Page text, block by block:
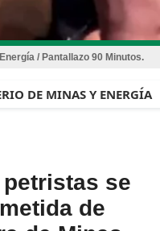
/ Pantallazo 90 Minutos.
DE MINAS Y ENERGÍA
se
de